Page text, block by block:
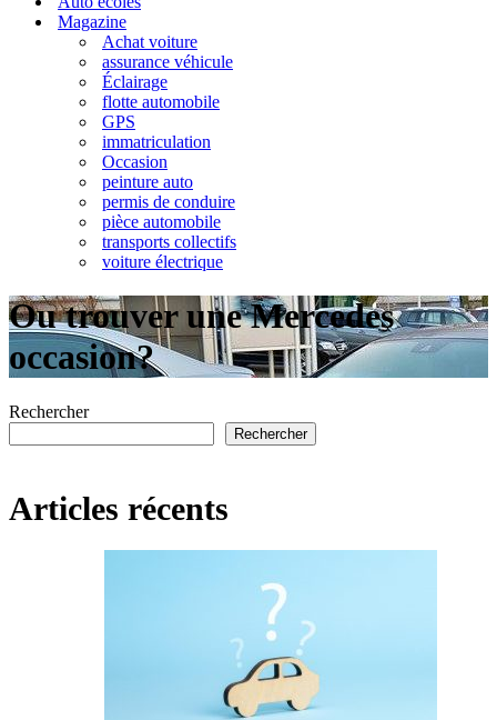
Magazine
Achat voiture
assurance véhicule
Éclairage
flotte automobile
GPS
immatriculation
Occasion
peinture auto
permis de conduire
pièce automobile
transports collectifs
voiture électrique
Ou trouver une Mercedes
occasion?
Rechercher
Rechercher
Articles récents